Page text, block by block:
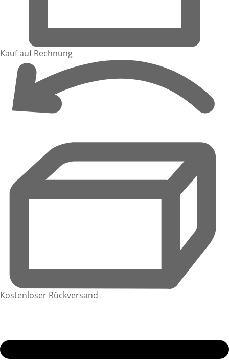
Kauf auf Rechnung
Kostenloser Rückversand